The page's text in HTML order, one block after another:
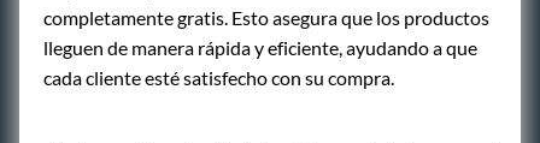
completamente gratis. Esto asegura que los productos
lleguen de manera rápida y eficiente, ayudando a que
cada cliente esté satisfecho con su compra.